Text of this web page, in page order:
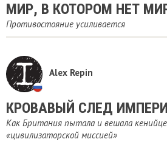
МИР, В КОТОРОМ НЕТ
Противостояние усиливается
Alex Repin
​КРОВАВЫЙ СЛЕД
Как Британия пытала и вешала
«цивилизаторской миссией»